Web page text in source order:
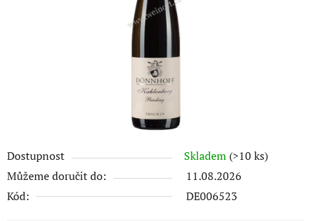
Dostupnost Skladem (>10 ks)
Můžeme doručit do:
11.08.2026
Kód:
DE006523